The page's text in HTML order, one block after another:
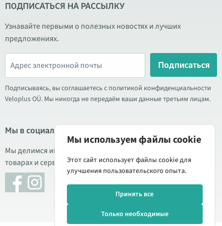
ПОДПИСАТЬСЯ НА РАССЫЛКУ
Узнавайте первыми о полезных новостях и лучших
предложениях.
Подписаться
Подписываясь, вы соглашаетесь с политикой конфиденциальности
Veloplus OÜ. Мы никогда не передаём ваши данные третьим лицам.
Мы в социальных сетях
Мы делимся информацией о выгодных акциях, новых
товарах и сервисе. Иногда публикуем обзоры продукции.
Мы используем файлы cookie
Этот сайт использует файлы cookie для
улучшения пользовательского опыта.
Принять все
Только необходимые